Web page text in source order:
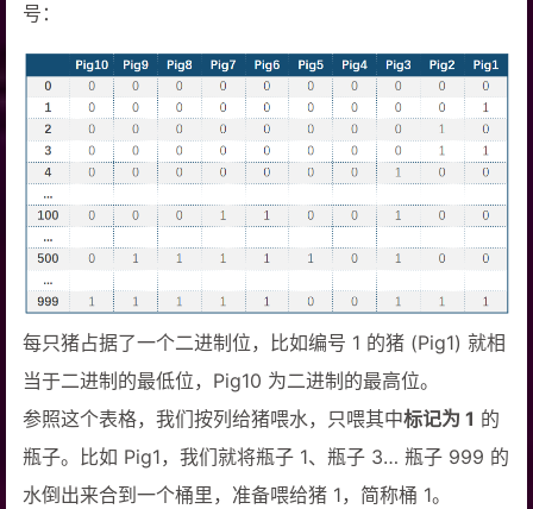
号：
每只猪占据了一个二进制位，比如编号 1 的猪 (Pig1) 就相
当于二进制的最低位，Pig10 为二进制的最高位。
参照这个表格，我们按列给猪喂水，只喂其中标记为 1 的
瓶子。比如 Pig1，我们就将瓶子 1、瓶子 3… 瓶子 999 的
水倒出来合到一个桶里，准备喂给猪 1，简称桶 1。